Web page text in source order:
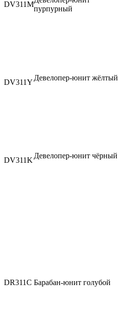
DV311M
пурпурный
DV311Y
Девелопер-юнит жёлтый
DV311K
Девелопер-юнит чёрный
DR311C Барабан-юнит голубой